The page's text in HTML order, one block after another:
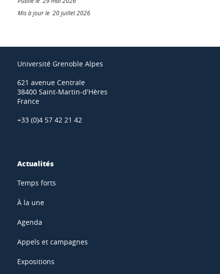
Mis à jour le 20 juillet 2026
Université Grenoble Alpes
621 avenue Centrale
38400 Saint-Martin-d'Hères
France
+33 (0)4 57 42 21 42
Actualités
Temps forts
À la une
Agenda
Appels et campagnes
Expositions